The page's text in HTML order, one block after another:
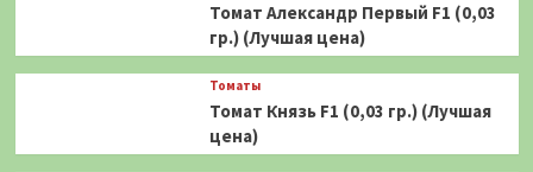
Томат Александр Первый F1 (0,03
гр.) (Лучшая цена)
Томаты
Томат Князь F1 (0,03 гр.) (Лучшая
цена)